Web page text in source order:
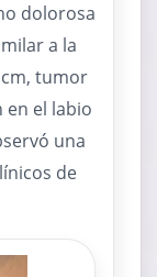
dolorosa
a la
tumor
en el labio
una
de